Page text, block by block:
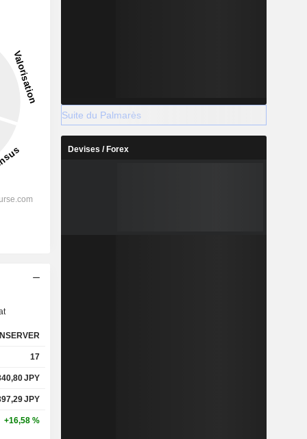
17
JPY
JPY
+16,58 %
Suite du Palmarès
Devises / Forex